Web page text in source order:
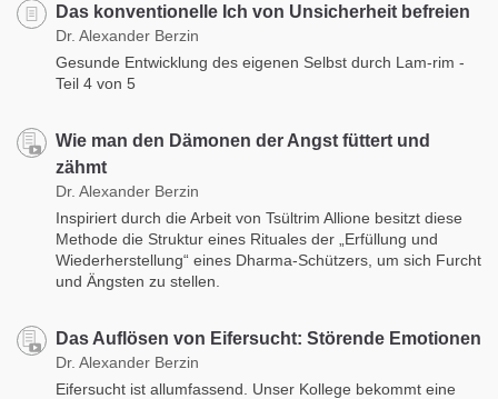
Das konventionelle Ich von Unsicherheit befreien
Dr. Alexander Berzin
Gesunde Entwicklung des eigenen Selbst durch Lam-rim -
Teil 4 von 5
Wie man den Dämonen der Angst füttert und
zähmt
Dr. Alexander Berzin
Inspiriert durch die Arbeit von Tsültrim Allione besitzt diese
Methode die Struktur eines Rituales der „Erfüllung und
Wiederherstellung“ eines Dharma-Schützers, um sich Furcht
und Ängsten zu stellen.
Das Auflösen von Eifersucht: Störende Emotionen
Dr. Alexander Berzin
Eifersucht ist allumfassend. Unser Kollege bekommt eine